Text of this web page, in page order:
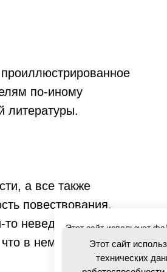
Этот сайт использует
посетителей для
обслуживания.
использованием данных
по-иному
литературы.
а все также
повествования,
то неведомый
в нем представлена
Этот сайт
технических